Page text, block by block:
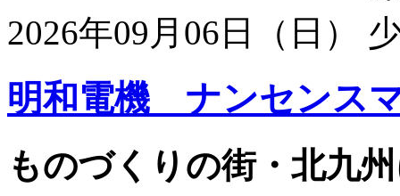
2026年09月06日（日）
明和電機 ナンセンス
ものづくりの街・北九